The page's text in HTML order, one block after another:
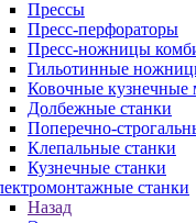
Прессы
Пресс-перфораторы
Пресс-ножницы
Гильотинные
Ковочные кузнечные
Долбежные станки
Поперечно-
Клепальные станки
Кузнечные станки
станки
Назад